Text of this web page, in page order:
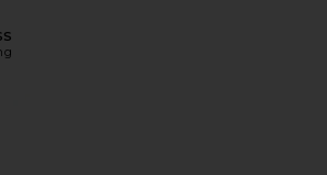
ПЛАТЬЕ С ОДНИМ ПЛЕЧОМ ROCKIE